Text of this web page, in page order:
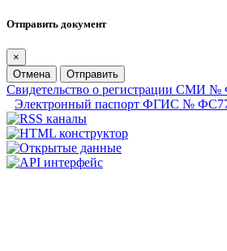
Отправить документ
×
Отмена
Отправить
Свидетельство о регистрации СМИ №
Электронный паспорт ФГИС №